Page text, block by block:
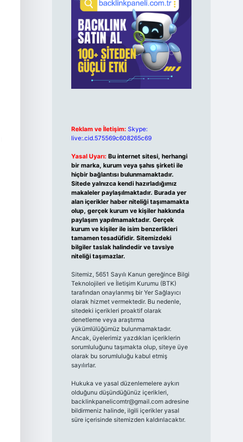
Reklam ve İletişim: Skype:
live:.cid.575569c608265c69
Yasal Uyarı: Bu internet sitesi, herhangi
bir marka, kurum veya şahıs şirketi ile
hiçbir bağlantısı bulunmamaktadır.
Sitede yalnızca kendi hazırladığımız
makaleler paylaşılmaktadır. Burada yer
alan içerikler haber niteliği taşımamakta
olup, gerçek kurum ve kişiler hakkında
paylaşım yapılmamaktadır. Gerçek
kurum ve kişiler ile isim benzerlikleri
tamamen tesadüfidir. Sitemizdeki
bilgiler taslak halindedir ve tavsiye
niteliği taşımazlar.
Sitemiz, 5651 Sayılı Kanun gereğince Bilgi
Teknolojileri ve İletişim Kurumu (BTK)
tarafından onaylanmış bir Yer Sağlayıcı
olarak hizmet vermektedir. Bu nedenle,
sitedeki içerikleri proaktif olarak
denetleme veya araştırma
yükümlülüğümüz bulunmamaktadır.
Ancak, üyelerimiz yazdıkları içeriklerin
sorumluluğunu taşımakta olup, siteye üye
olarak bu sorumluluğu kabul etmiş
sayılırlar.
Hukuka ve yasal düzenlemelere aykırı
olduğunu düşündüğünüz içerikleri,
backlinkpanelicomtr@gmail.comadresine
bildirmeniz halinde, ilgili içerikler yasal
süre içerisinde sitemizden kaldırılacaktır.